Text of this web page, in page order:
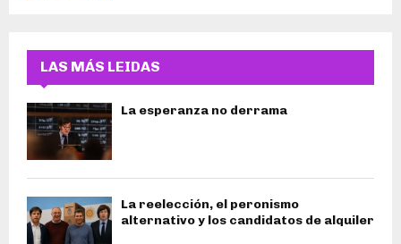
LAS MÁS LEIDAS
La esperanza no derrama
La reelección, el peronismo
alternativo y los candidatos de alquiler